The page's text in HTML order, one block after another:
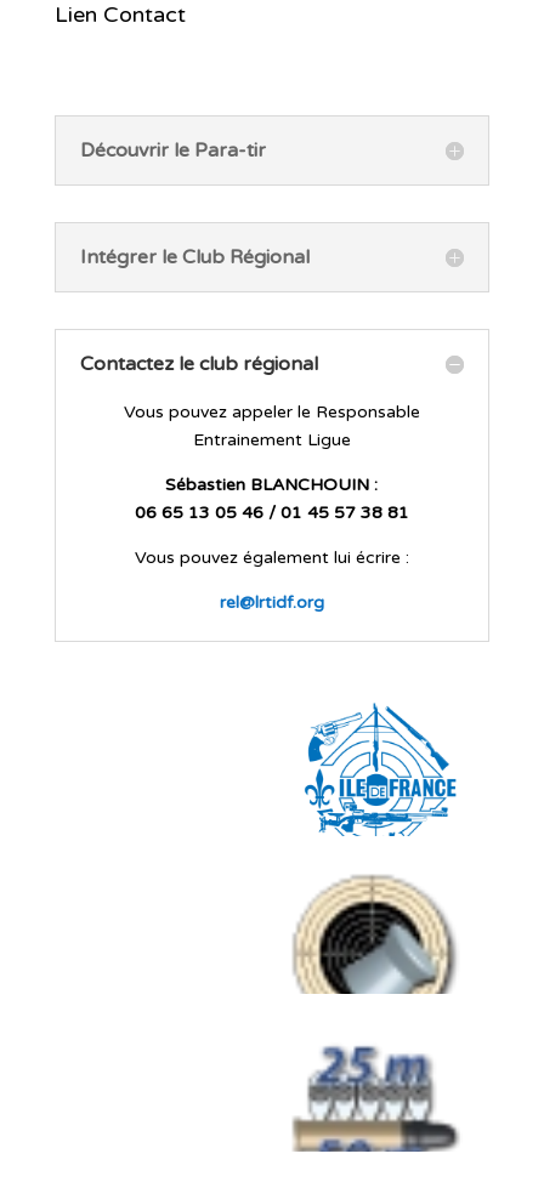
Lien Contact
Découvrir le Para-tir
Intégrer le Club Régional
Contactez le club régional
Vous pouvez appeler le Responsable
Entrainement Ligue
Sébastien BLANCHOUIN :
06 65 13 05 46 / 01 45 57 38 81
Vous pouvez également lui écrire :
rel@lrtidf.org